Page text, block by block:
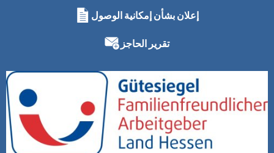
إعلان بشأن إمكانية الوصول
تقرير الحاجز